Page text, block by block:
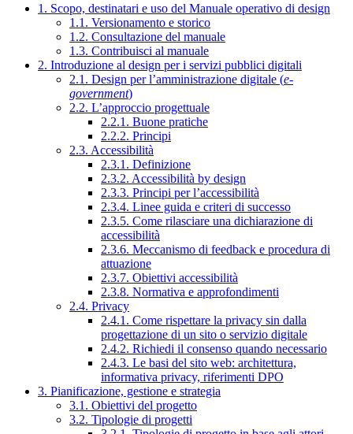
1. Scopo, destinatari e uso del Manuale operativo di design
1.1. Versionamento e storico
1.2. Consultazione del manuale
1.3. Contribuisci al manuale
2. Introduzione al design per i servizi pubblici digitali
2.1. Design per l’amministrazione digitale (e-
government)
2.2. L’approccio progettuale
2.2.1. Buone pratiche
2.2.2. Principi
2.3. Accessibilità
2.3.1. Definizione
2.3.2. Accessibilità by design
2.3.3. Principi per l’accessibilità
2.3.4. Linee guida e criteri di successo
2.3.5. Come rilasciare una dichiarazione di
accessibilità
2.3.6. Meccanismo di feedback e procedura di
attuazione
2.3.7. Obiettivi accessibilità
2.3.8. Normativa e approfondimenti
2.4. Privacy
2.4.1. Come rispettare la privacy sin dalla
progettazione di un sito o servizio digitale
2.4.2. Richiedi il consenso quando necessario
2.4.3. Le basi del sito web: architettura,
informativa privacy, riferimenti DPO
3. Pianificazione, gestione e strategia
3.1. Obiettivi del progetto
3.2. Tipologie di progetti